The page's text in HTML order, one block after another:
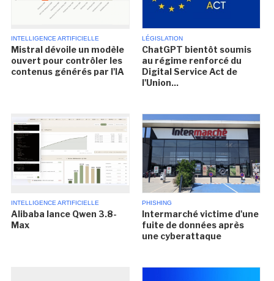
INTELLIGENCE ARTIFICIELLE
Mistral dévoile un modèle
ouvert pour contrôler les
contenus générés par l'IA
LÉGISLATION
ChatGPT bientôt soumis
au régime renforcé du
Digital Service Act de
l'Union...
INTELLIGENCE ARTIFICIELLE
Alibaba lance Qwen 3.8-
Max
PHISHING
Intermarché victime d'une
fuite de données après
une cyberattaque